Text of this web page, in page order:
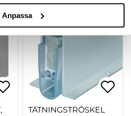
Anpassa
TÄTNINGSTRÖSKEL